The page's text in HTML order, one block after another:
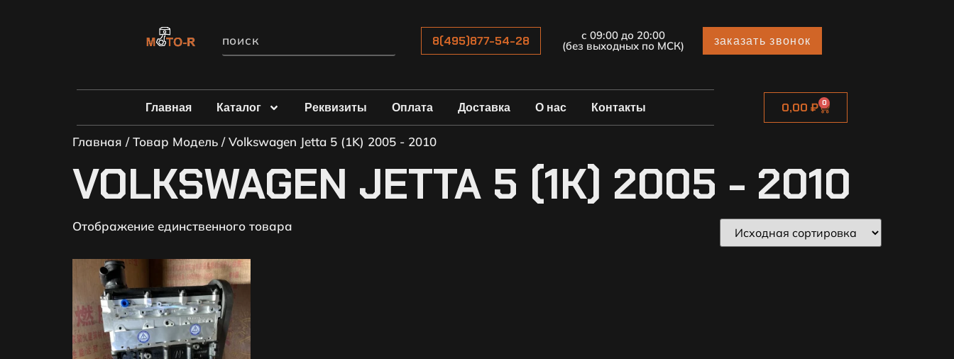
8(495)877-54-28 с 09:00 до 20:00
(без выходных по МСК) заказать звонок
Главная Каталог Реквизиты Оплата Доставка О нас Контакты 0,00₽ 0
Главная / Товар Модель / Volkswagen Jetta 5 (1K) 2005 - 2010
VOLKSWAGEN JETTA 5 (1K) 2005 - 2010
Отображение единственного товара